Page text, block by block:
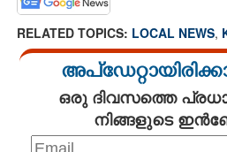
RELATED TOPICS: LOCAL NEWS,
ഒരു ദിവസത്തെ
നിങ്ങളുടെ